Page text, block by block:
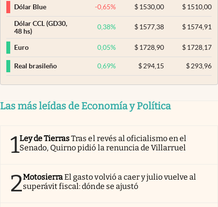
Dólar Blue -0,65% $ 1530,00 $1510,00
Dólar CCL (GD30,
48 hs)
0,38% $ 1577,38 $1574,91
Euro 0,05% $ 1728,90 $1728,17
Real brasileño 0,69% $ 294,15 $293,96
Las más leídas de Economía y Política
1Ley de TierrasTras el revés al oficialismo en el
Senado, Quirno pidió la renuncia de Villarruel
2MotosierraEl gasto volvió a caer y julio vuelve al
superávit fiscal: dónde se ajustó